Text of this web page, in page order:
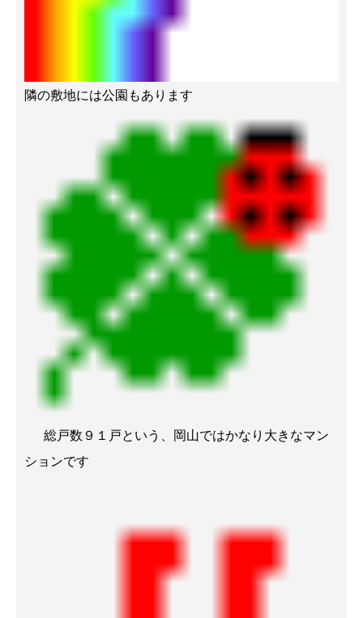
隣の敷地には公園もあります
総戸数９１戸という、岡山ではかなり大きなマン
ションです